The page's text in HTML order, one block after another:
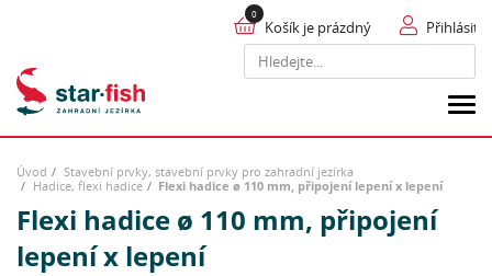
Hledat
Přihlásit
Košík je prázdný
Úvod
Stavební prvky, stavební prvky pro zahradní jezírka
Hadice, flexi hadice
Flexi hadice ø 110 mm, připojení lepení x lepení
Flexi hadice ø 110 mm, připojení
lepení x lepení